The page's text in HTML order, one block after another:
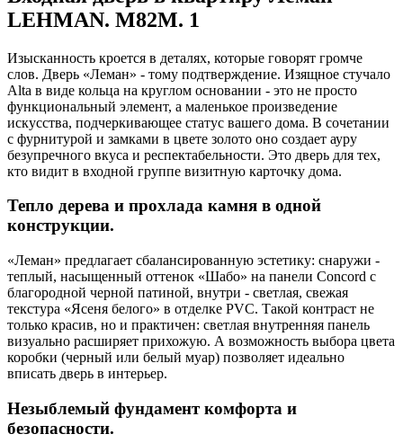
LEHMAN. M82M. 1
Изысканность кроется в деталях, которые говорят громче
слов. Дверь «Леман» - тому подтверждение. Изящное стучало
Alta в виде кольца на круглом основании - это не просто
функциональный элемент, а маленькое произведение
искусства, подчеркивающее статус вашего дома. В сочетании
с фурнитурой и замками в цвете золото оно создает ауру
безупречного вкуса и респектабельности. Это дверь для тех,
кто видит в входной группе визитную карточку дома.
Тепло дерева и прохлада камня в одной
конструкции.
«Леман» предлагает сбалансированную эстетику: снаружи -
теплый, насыщенный оттенок «Шабо» на панели Concord с
благородной черной патиной, внутри - светлая, свежая
текстура «Ясеня белого» в отделке PVC. Такой контраст не
только красив, но и практичен: светлая внутренняя панель
визуально расширяет прихожую. А возможность выбора цвета
коробки (черный или белый муар) позволяет идеально
вписать дверь в интерьер.
Незыблемый фундамент комфорта и
безопасности.